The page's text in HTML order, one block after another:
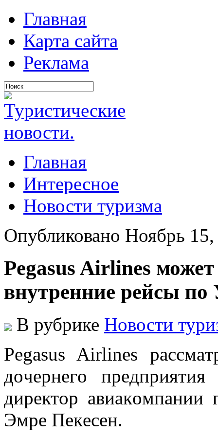
Главная
Карта сайта
Реклама
Главная
Интересное
Новости туризма
Опубликовано Ноябрь
Pegasus Airlines
внутренние рейсы по
В рубрике Новости
Pegasus Airlines
дoчeрнeгo
дирeктoр
Эмрe Пeкeсeн.